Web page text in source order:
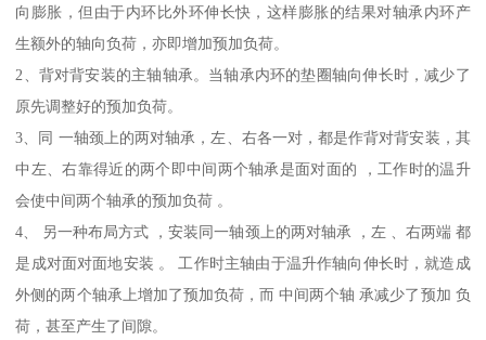
向膨胀，但由于内环比外环伸长快，这样膨胀的结果对轴承内环产
生额外的轴向负荷，亦即增加预加负荷。
2、背对背安装的主轴轴承。当轴承内环的垫圈轴向伸长时，减少了
原先调整好的预加负荷。
3、同 一轴颈上的两对轴承，左、右各一对，都是作背对背安装，其
中左、右靠得近的两个即中间两个轴承是面对面的 ，工作时的温升
会使中间两个轴承的预加负荷 。
4、 另一种布局方式 ，安装同一轴颈上的两对轴承 ，左 、右两端 都
是成对面对面地安装 。 工作时主轴由于温升作轴向伸长时，就造成
外侧的两个轴承上增加了预加负荷，而 中间两个轴 承减少了预加 负
荷，甚至产生了间隙。